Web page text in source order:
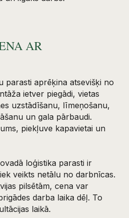
AR
parasti aprēķina atsevišķi no
ietver piegādi, vietas
uzstādīšanu, līmeņošanu,
un gala pārbaudi.
piekļuve kapavietai un
loģistika parasti ir
veikts netālu no darbnīcas.
pilsētām, cena var
darba laika dēļ. To
laikā.